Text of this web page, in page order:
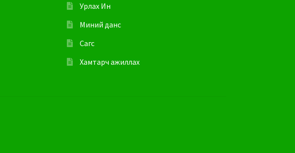
Урлах Ин
Миний данс
Сагс
Хамтарч ажиллах